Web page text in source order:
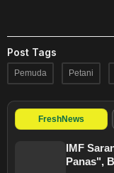
Post Tags
Pemuda Petani
FreshNews
IMF
Panas",